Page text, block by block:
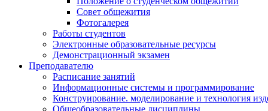
Совет общежития
Фотогалерея
Работы студентов
Электронные образовательные ресурсы
Демонстрационный экзамен
Преподавателю
Расписание занятий
Информационные системы и программирование
Конструирование. моделирование и технология